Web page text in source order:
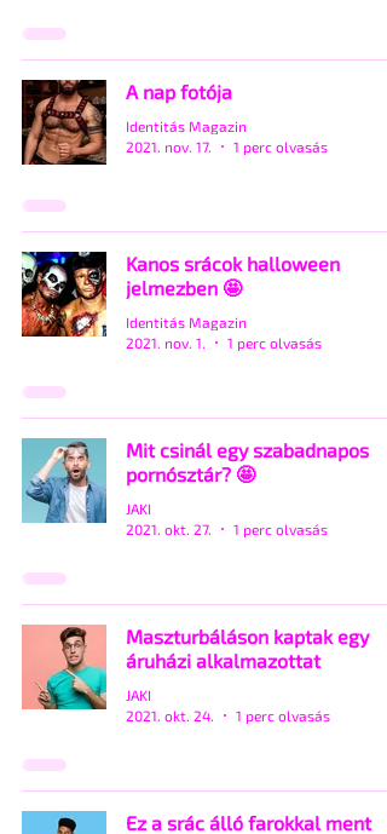
A nap fotója
Identitás Magazin
2021. nov. 17.
1 perc olvasás
Kanos srácok halloween
jelmezben 🤩
Identitás Magazin
2021. nov. 1.
1 perc olvasás
Mit csinál egy szabadnapos
pornósztár? 🤩
JAKI
2021. okt. 27.
1 perc olvasás
Maszturbáláson kaptak egy
áruházi alkalmazottat
JAKI
2021. okt. 24.
1 perc olvasás
Ez a srác álló farokkal ment